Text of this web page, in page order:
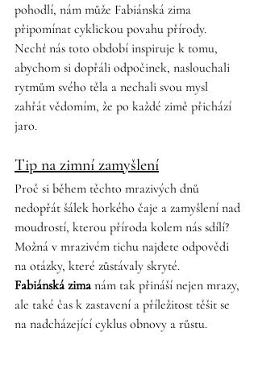
pohodlí, nám může Fabiánská zima
připomínat cyklickou povahu přírody.
Nechť nás toto období inspiruje k tomu,
abychom si dopřáli odpočinek, naslouchali
rytmům svého těla a nechali svou mysl
zahřát vědomím, že po každé zimě přichází
jaro.
Tip na zimní zamyšlení
Proč si během těchto mrazivých dnů
nedopřát šálek horkého čaje a zamyšlení nad
moudrostí, kterou příroda kolem nás sdílí?
Možná v mrazivém tichu najdete odpovědi
na otázky, které zůstávaly skryté.
Fabiánská zima nám tak přináší nejen mrazy,
ale také čas k zastavení a příležitost těšit se
na nadcházející cyklus obnovy a růstu.